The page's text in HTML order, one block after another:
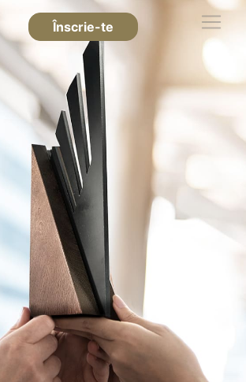
Înscrie-te